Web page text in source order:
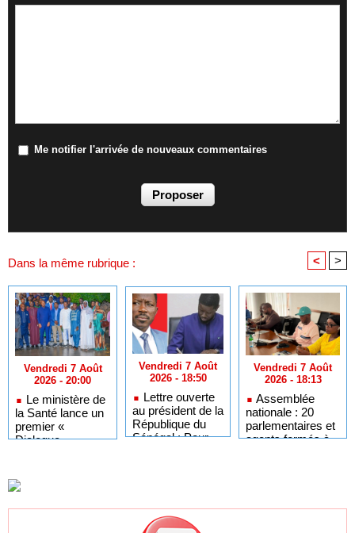
Me notifier l'arrivée de nouveaux commentaires
Dans la même rubrique : < >
Vendredi 7 Août
2026 - 20:00
Le ministère de
la Santé lance un
premier «
Dialogue
syndicales du
secteur.
Vendredi 7 Août
2026 - 18:50
Lettre ouverte
au président de la
République du
Sénégal : Pour
Vendredi 7 Août
2026 - 18:13
Assemblée
nationale : 20
parlementaires et
agents formés à